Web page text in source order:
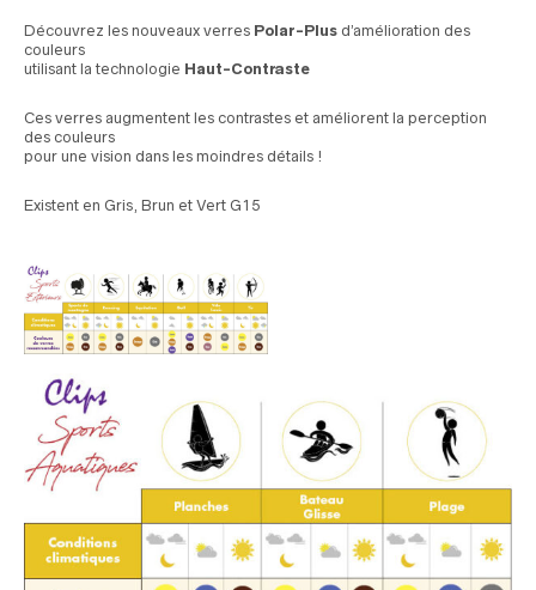
Découvrez les nouveaux verres Polar-Plus d’amélioration des
couleurs
utilisant la technologie Haut-Contraste
Ces verres augmentent les contrastes et améliorent la perception
des couleurs
pour une vision dans les moindres détails !
Existent en Gris, Brun et Vert G15